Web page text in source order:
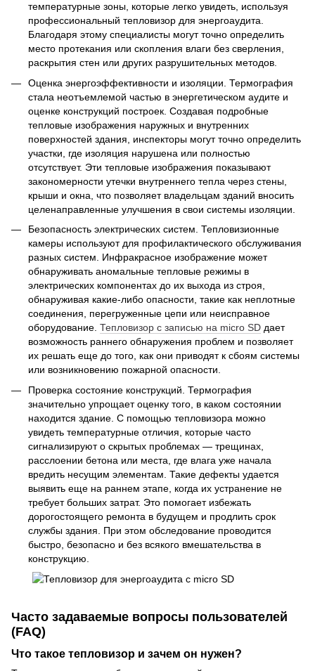
температурные зоны, которые легко увидеть, используя
профессиональный тепловизор для энергоаудита.
Благодаря этому специалисты могут точно определить
место протекания или скопления влаги без сверления,
раскрытия стен или других разрушительных методов.
Оценка энергоэффективности и изоляции. Термография
стала неотъемлемой частью в энергетическом аудите и
оценке конструкций построек. Создавая подробные
тепловые изображения наружных и внутренних
поверхностей здания, инспекторы могут точно определить
участки, где изоляция нарушена или полностью
отсутствует. Эти тепловые изображения показывают
закономерности утечки внутреннего тепла через стены,
крыши и окна, что позволяет владельцам зданий вносить
целенаправленные улучшения в свои системы изоляции.
Безопасность электрических систем. Тепловизионные
камеры используют для профилактического обслуживания
разных систем. Инфракрасное изображение может
обнаруживать аномальные тепловые режимы в
электрических компонентах до их выхода из строя,
обнаруживая какие-либо опасности, такие как неплотные
соединения, перегруженные цепи или неисправное
оборудование. Тепловизор с записью на micro SD дает
возможность раннего обнаружения проблем и позволяет
их решать еще до того, как они приводят к сбоям системы
или возникновению пожарной опасности.
Проверка состояние конструкций. Термография
значительно упрощает оценку того, в каком состоянии
находится здание. С помощью тепловизора можно
увидеть температурные отличия, которые часто
сигнализируют о скрытых проблемах — трещинах,
расслоении бетона или места, где влага уже начала
вредить несущим элементам. Такие дефекты удается
выявить еще на раннем этапе, когда их устранение не
требует больших затрат. Это помогает избежать
дорогостоящего ремонта в будущем и продлить срок
службы здания. При этом обследование проводится
быстро, безопасно и без всякого вмешательства в
конструкцию.
Часто задаваемые вопросы пользователей
(FAQ)
Что такое тепловизор и зачем он нужен?